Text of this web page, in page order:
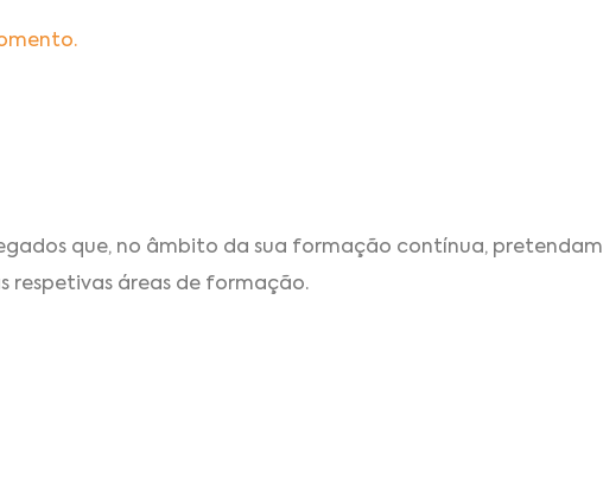
que, no âmbito da sua formação contínua, pretendam
respetivas áreas de formação.